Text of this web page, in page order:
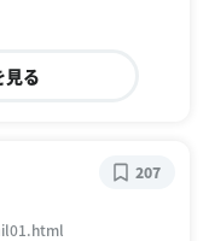
見る
207